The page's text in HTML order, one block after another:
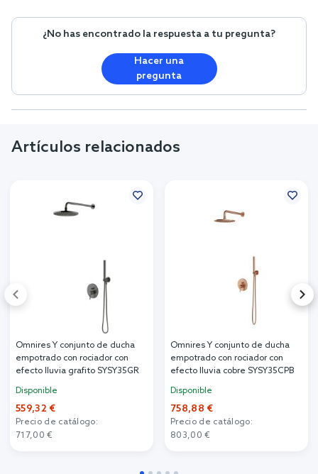
¿No has encontrado la respuesta a tu pregunta?
Hacer una
pregunta
Artículos relacionados
Omnires Y conjunto de ducha
empotrado con rociador con
efecto lluvia grafito SYSY35GR
Disponible
559,32 €
Precio de catálogo:
717,00 €
Omnires Y conjunto de ducha
empotrado con rociador con
efecto lluvia cobre SYSY35CPB
Disponible
758,88 €
Precio de catálogo:
803,00 €